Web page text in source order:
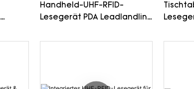
Handheld-UHF-RFID-
Lesegerät PDA Leadlandlink